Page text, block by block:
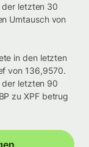
der letzten 30
Umtausch von
in den letzten
von 136,9570.
der letzten 90
zu XPF betrug